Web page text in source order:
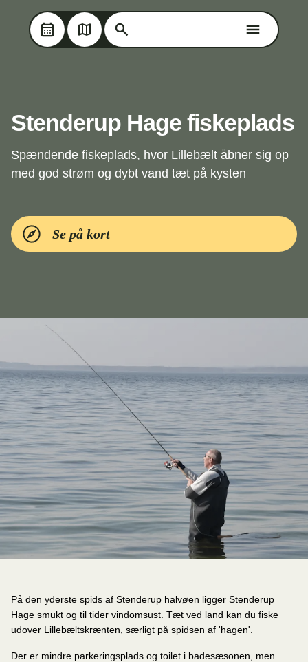
Skip til hovedindholdet
Søg på Oplev Kolding
Søg på Oplev Kolding
Stenderup Hage fiskeplads
Spændende fiskeplads, hvor Lillebælt åbner sig op
med god strøm og dybt vand tæt på kysten
Se på kort
På den yderste spids af Stenderup halvøen ligger Stenderup
Hage smukt og til tider vindomsust. Tæt ved land kan du fiske
udover Lillebæltskrænten, særligt på spidsen af 'hagen'.
Der er mindre parkeringsplads og toilet i badesæsonen, men